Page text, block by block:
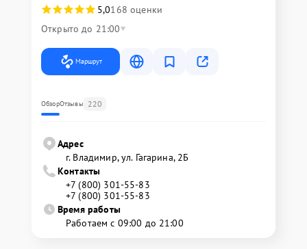
5,0168 оценки
Открыто до 21:00
Маршрут
ОбзорОтзывы 220
Адрес
г. Владимир, ул. Гагарина, 2Б
Контакты
+7 (800) 301-55-83
+7 (800) 301-55-83
Время работы
Работаем с 09:00 до 21:00